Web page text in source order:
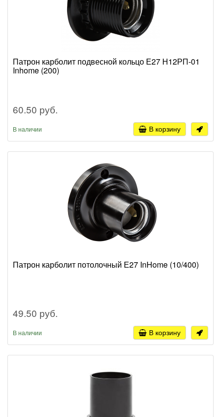
Патрон карболит подвесной кольцо Е27 Н12РП-01
Inhome (200)
60.50 руб.
В наличии В корзину
Патрон карболит потолочный Е27 InHome (10/400)
49.50 руб.
В наличии В корзину